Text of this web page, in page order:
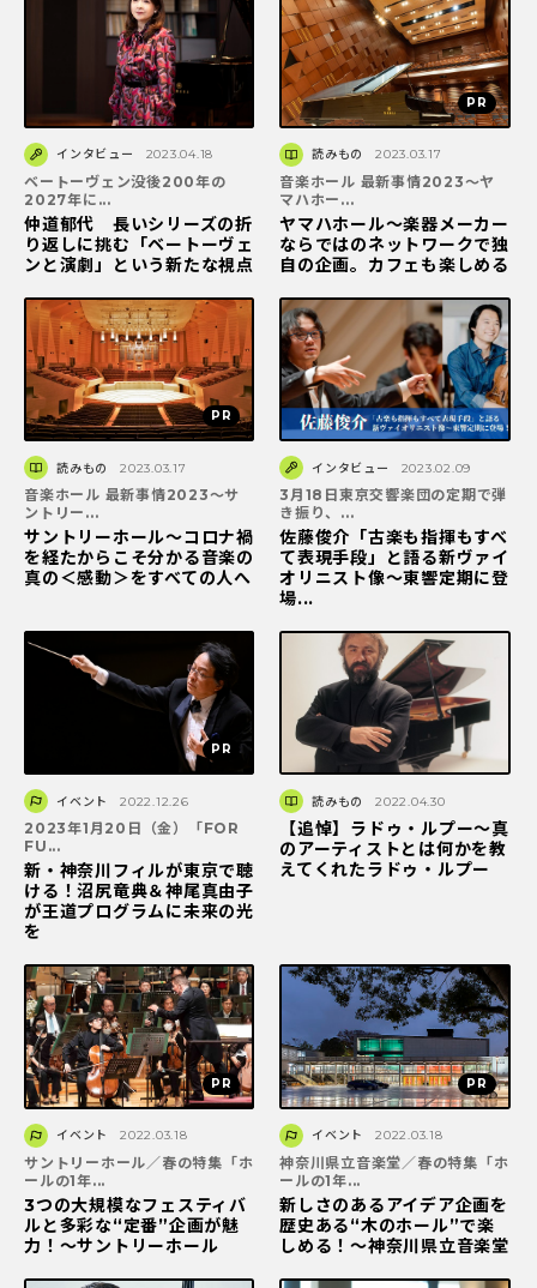
インタビュー 2023.04.18
ベートーヴェン没後200年の
2027年に...
仲道郁代 長いシリーズの折
り返しに挑む「ベートーヴェ
ンと演劇」という新たな視点
読みもの 2023.03.17
音楽ホール 最新事情2023～ヤ
マハホー...
ヤマハホール～楽器メーカー
ならではのネットワークで独
自の企画。カフェも楽しめる
読みもの 2023.03.17
音楽ホール 最新事情2023～サ
ントリー...
サントリーホール～コロナ禍
を経たからこそ分かる音楽の
真の＜感動＞をすべての人へ
インタビュー 2023.02.09
3月18日東京交響楽団の定期で弾
き振り、...
佐藤俊介「古楽も指揮もすべ
て表現手段」と語る新ヴァイ
オリニスト像～東響定期に登
場...
イベント 2022.12.26
2023年1月20日（金）「FOR
FU...
新・神奈川フィルが東京で聴
ける！沼尻竜典＆神尾真由子
が王道プログラムに未来の光
を
読みもの 2022.04.30
【追悼】ラドゥ・ルプー～真
のアーティストとは何かを教
えてくれたラドゥ・ルプー
イベント 2022.03.18
サントリーホール／春の特集「ホ
ールの1年...
3つの大規模なフェスティバ
ルと多彩な“定番”企画が魅
力！〜サントリーホール
イベント 2022.03.18
神奈川県立音楽堂／春の特集「ホ
ールの1年...
新しさのあるアイデア企画を
歴史ある“木のホール”で楽
しめる！〜神奈川県立音楽堂